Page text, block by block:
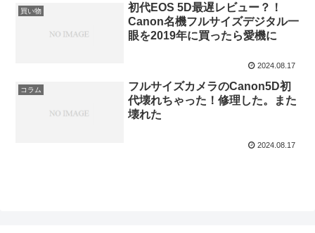
買い物
初代EOS 5D最遅レビュー？！
Canon名機フルサイズデジタル一
眼を2019年に買ったら愛機に
2024.08.17
コラム
フルサイズカメラのCanon5D初
代壊れちゃった！修理した。また
壊れた
2024.08.17